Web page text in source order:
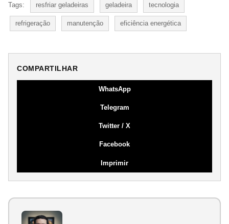
Tags: resfriar geladeiras geladeira tecnologia
refrigeração manutenção eficiência energética
COMPARTILHAR
WhatsApp
Telegram
Twitter / X
Facebook
Imprimir